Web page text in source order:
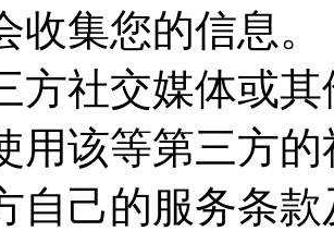
收集您的信息。
方社交媒体或
用该等第三方
自己的服务条